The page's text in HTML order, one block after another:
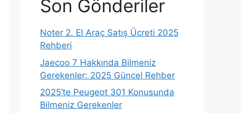
Son Gönderiler
Noter 2. El Araç Satış Ücreti 2025
Rehberi
Jaecoo 7 Hakkında Bilmeniz
Gerekenler: 2025 Güncel Rehber
2025’te Peugeot 301 Konusunda
Bilmeniz Gerekenler